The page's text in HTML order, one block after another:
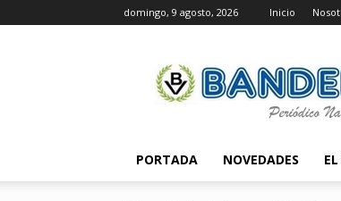
domingo, 9 agosto, 2026 Inicio
Bandera
PORTADA NOVEDADES